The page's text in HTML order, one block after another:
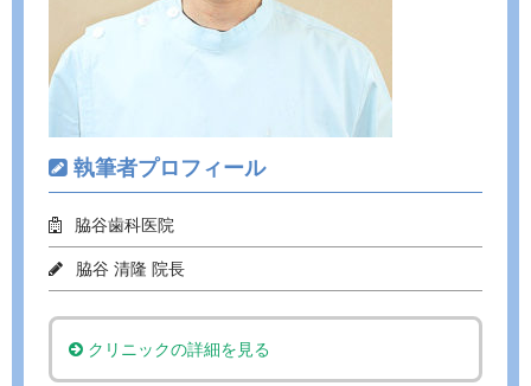
執筆者プロフィール
脇谷歯科医院
脇谷 清隆 院長
クリニックの詳細を見る